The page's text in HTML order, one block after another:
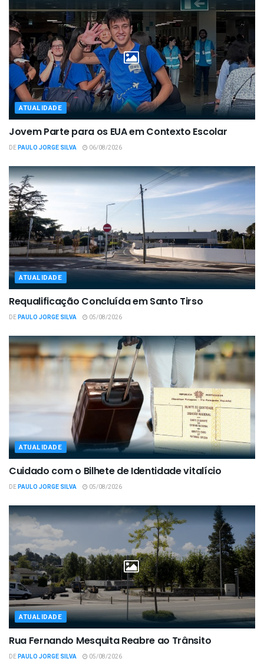
ATUALIDADE
Jovem Parte para os EUA em Contexto Escolar
DEPAULO JORGE SILVA 06/08/2026
ATUALIDADE
Requalificação Concluída em Santo Tirso
DEPAULO JORGE SILVA 05/08/2026
ATUALIDADE
Cuidado com o Bilhete de Identidade vitalício
DEPAULO JORGE SILVA 05/08/2026
ATUALIDADE
Rua Fernando Mesquita Reabre ao Trânsito
DEPAULO JORGE SILVA 05/08/2026